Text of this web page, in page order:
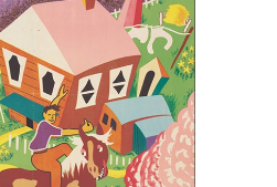
krainy – to ona
ludzi.
45.44zł
DO KOSZYKA